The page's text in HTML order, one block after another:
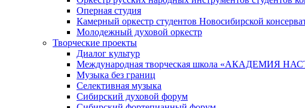
Оперная студия
Камерный оркестр студентов Новосибирской
Молодежный духовой оркестр
Творческие проекты
Диалог культур
Международная творческая школа «АКАДЕМИЯ
Музыка без границ
Селективная музыка
Сибирский духовой форум